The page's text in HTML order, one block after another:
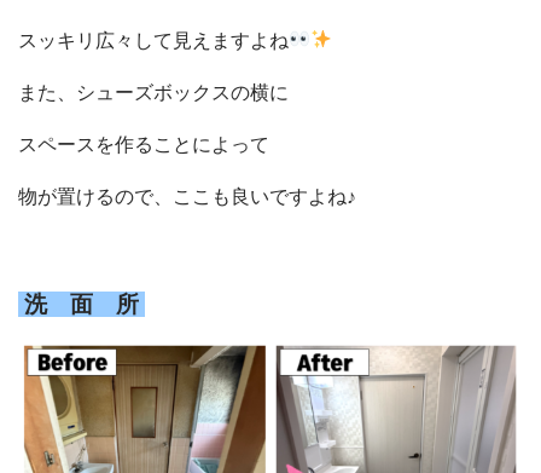
スッキリ広々して見えますよね
また、シューズボックスの横に
スペースを作ることによって
物が置けるので、ここも良いですよね♪
洗 面 所